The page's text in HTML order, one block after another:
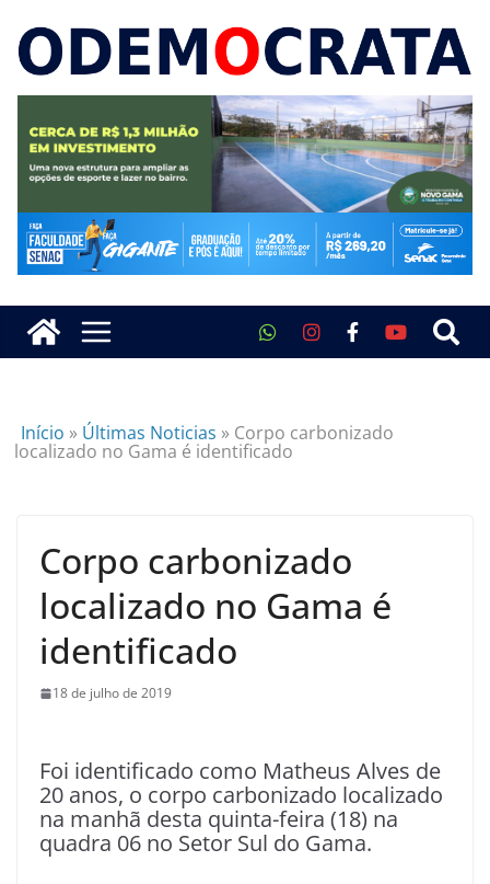
Início » Últimas Noticias » Corpo carbonizado
localizado no Gama é identificado
Corpo carbonizado
localizado no Gama é
identificado
18 de julho de 2019
Foi identificado como Matheus Alves de
20 anos, o corpo carbonizado localizado
na manhã desta quinta-feira (18) na
quadra 06 no Setor Sul do Gama.